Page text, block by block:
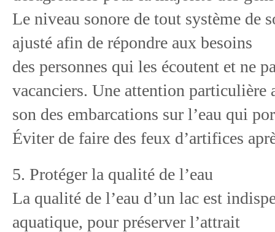
Le niveau sonore de tout système de
ajusté afin de répondre aux besoins
des personnes qui les écoutent et ne
vacanciers. Une attention particulière
son des embarcations sur l’eau qui
Éviter de faire des feux d’artifices
5. Protéger la qualité de l’eau
La qualité de l’eau d’un lac est
aquatique, pour préserver l’attrait